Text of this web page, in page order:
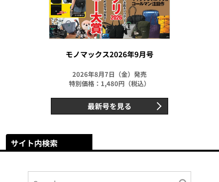
モノマックス2026年9月号
2026年8月7日（金）発売
特別価格：1,480円（税込）
最新号を見る
サイト内検索